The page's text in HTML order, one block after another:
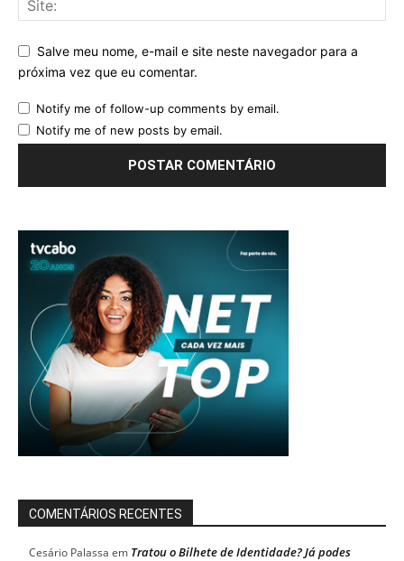
Salve meu nome, e-mail e site neste navegador para a
próxima vez que eu comentar.
Notify me of follow-up comments by email.
Notify me of new posts by email.
COMENTÁRIOS RECENTES
Cesário Palassa em Tratou o Bilhete de Identidade? Já podes